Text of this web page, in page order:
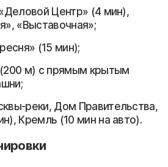
Центр» (4 мин),
«Выставочная»;
(15 мин);
м) с прямым крытым
реки, Дом Правительства,
Кремль (10 мин на авто).